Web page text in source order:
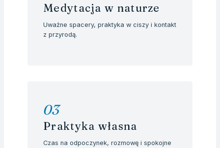
Medytacja w naturze
Uważne spacery, praktyka w ciszy i kontakt
z przyrodą.
03
Praktyka własna
Czas na odpoczynek, rozmowę i spokojne